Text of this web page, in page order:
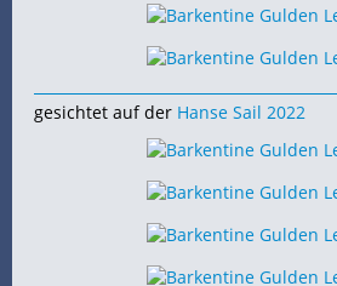
gesichtet auf der Hanse Sail 2022